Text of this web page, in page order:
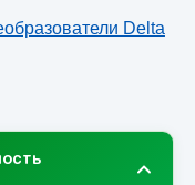
Delta